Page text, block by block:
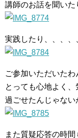
講師のお話を聞いた
実践したり、、、、
ご参加いただいたわ
とっても心地よく
過ごせたんじゃない
また質疑応答の時